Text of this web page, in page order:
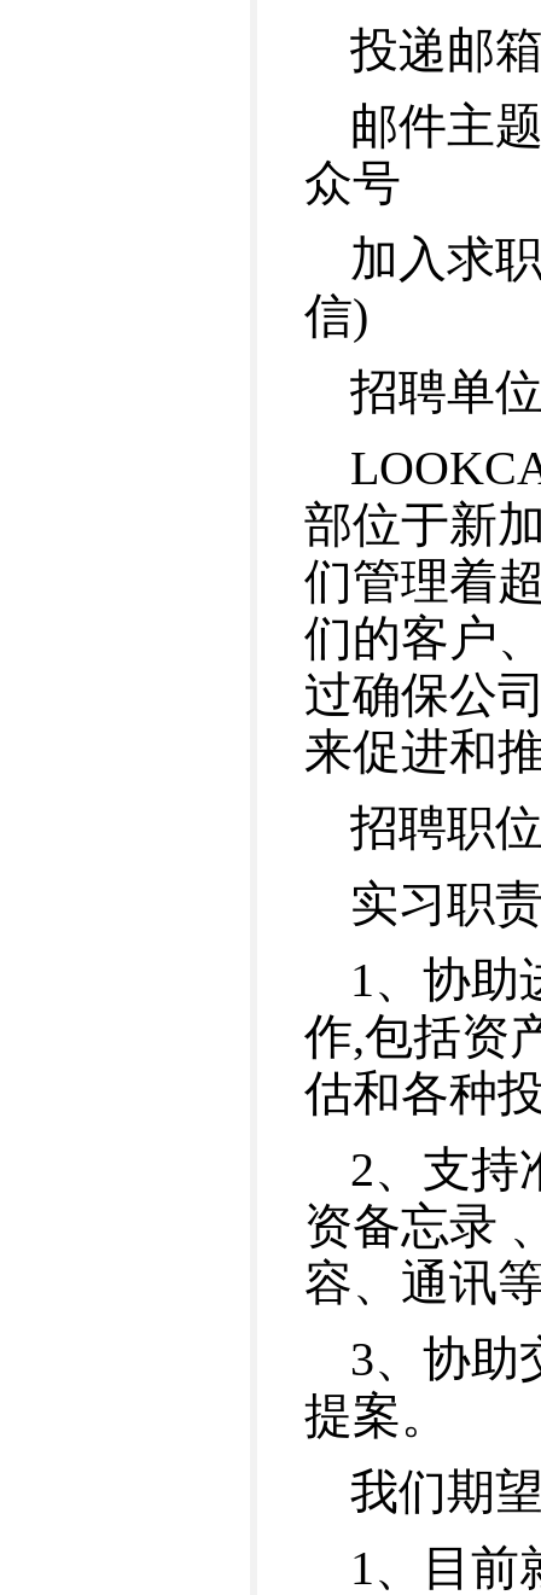
投递邮
邮件主
众号
加入求
信)
招聘单
部位于新
们管理着
们的客户
过确保公
来促进和
招聘职
实习职
1、协助
作,包括资
估和各种
2、支持
资备忘录
容、通讯
3、协助
提案。
我们期
1、目前